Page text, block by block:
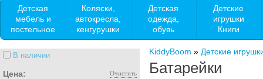
Детская
мебель и
постельное
Коляски,
автокресла,
кенгурушки
Детская
одежда,
обувь
Детские
игрушки
Книги
В наличии
Очистить
Цена:
KiddyBoom » Детские
Батарейки